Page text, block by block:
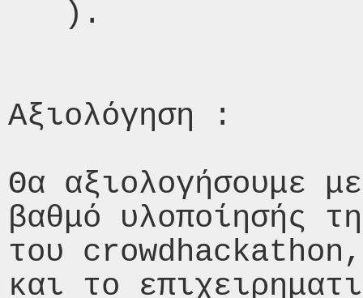
Αξιολόγηση :
Θα αξιολογήσουμε
βαθμό υλοποίησής
του
και το